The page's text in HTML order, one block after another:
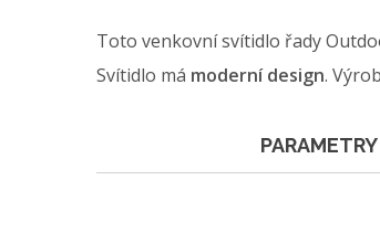
Toto venkovní svítidlo řady
Svítidlo má moderní design.
PARAMETRY